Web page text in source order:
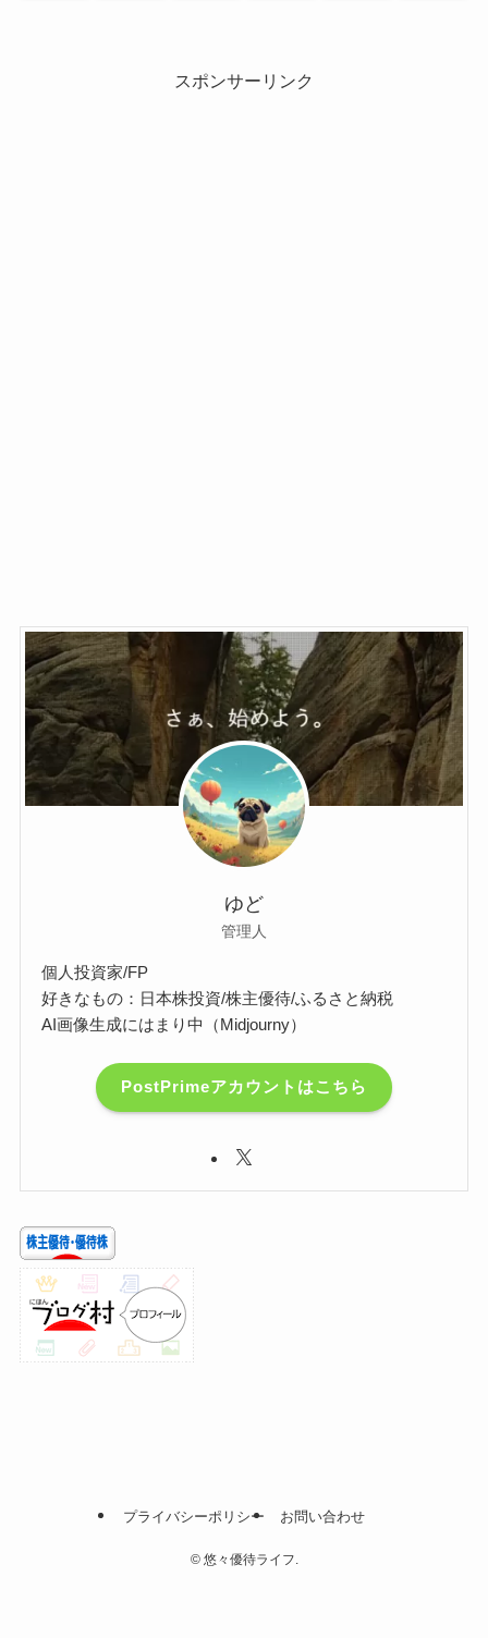
スポンサーリンク
ゆど
管理人
個人投資家/FP
好きなもの：日本株投資/株主優待/ふるさと納税
AI画像生成にはまり中（Midjourny）
PostPrimeアカウントはこちら
プライバシーポリシー お問い合わせ
©悠々優待ライフ.